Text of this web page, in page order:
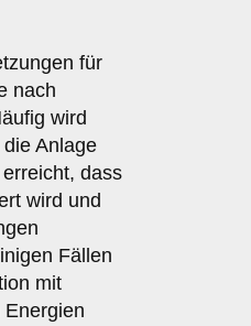
für
nach
wird
Anlage
dass
wird und
Fällen
mit